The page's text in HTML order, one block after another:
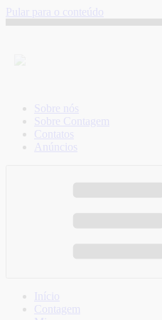
Pular para o conteúdo
Sobre nós
Sobre Contagem
Contatos
Anúncios
Início
Contagem